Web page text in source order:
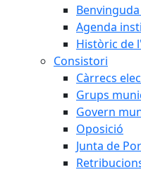
Agenda
Històric de
Consistori
Càrrecs
Grups
Govern
Oposició
Junta de